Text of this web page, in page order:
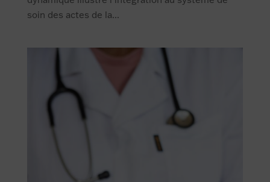
soin des actes de la...